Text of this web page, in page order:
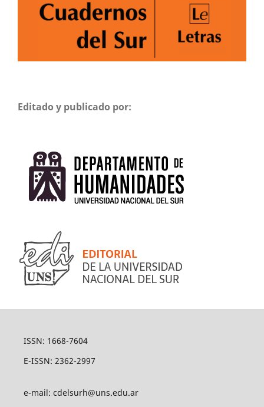
Editado y publicado por:
ISSN: 1668-7604
E-ISSN: 2362-2997
e-mail: cdelsurh@uns.edu.ar